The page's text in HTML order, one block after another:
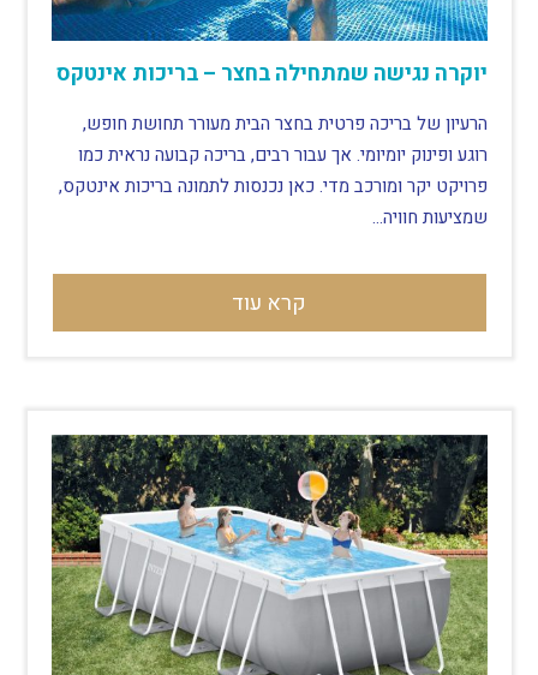
יוקרה נגישה שמתחילה בחצר – בריכות אינטקס
הרעיון של בריכה פרטית בחצר הבית מעורר תחושת חופש,
רוגע ופינוק יומיומי. אך עבור רבים, בריכה קבועה נראית כמו
פרויקט יקר ומורכב מדי. כאן נכנסות לתמונה בריכות אינטקס,
שמציעות חוויה…
קרא עוד